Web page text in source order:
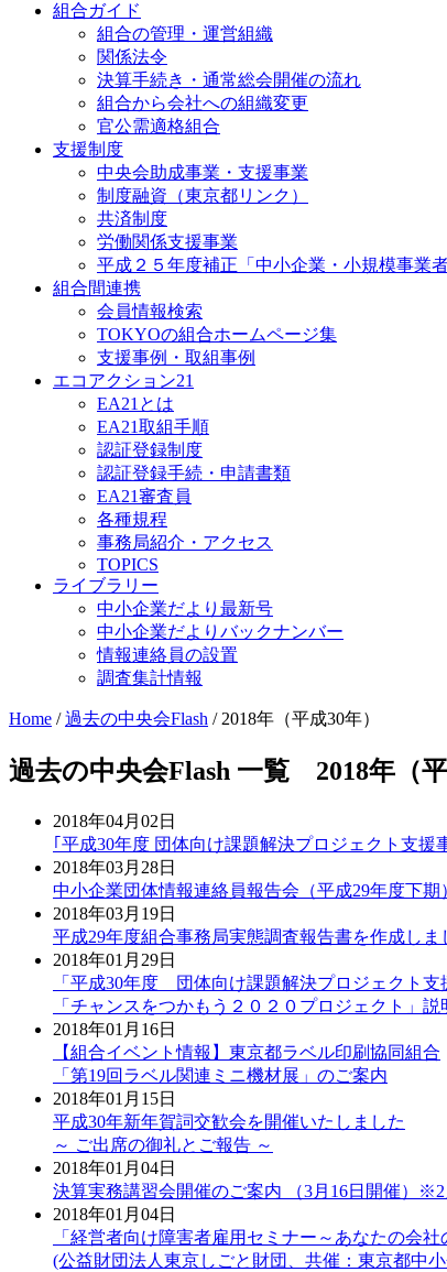
組合ガイド
組合の管理・運営組織
関係法令
決算手続き・通常総会開催の流れ
組合から会社への組織変更
官公需適格組合
支援制度
中央会助成事業・支援事業
制度融資（東京都リンク）
共済制度
労働関係支援事業
平成２５年度補正「中小企業・小規模事業
組合間連携
会員情報検索
TOKYOの組合ホームページ集
支援事例・取組事例
エコアクション21
EA21とは
EA21取組手順
認証登録制度
認証登録手続・申請書類
EA21審査員
各種規程
事務局紹介・アクセス
TOPICS
ライブラリー
中小企業だより最新号
中小企業だよりバックナンバー
情報連絡員の設置
調査集計情報
Home /過去の中央会Flash / 2018年（平成30年）
過去の中央会Flash 一覧 2018年（平
2018年04月02日
｢平成30年度 団体向け課題解決プロジェクト支援
2018年03月28日
中小企業団体情報連絡員報告会（平成29年度下期
2018年03月19日
平成29年度組合事務局実態調査報告書を作成しま
2018年01月29日
「平成30年度 団体向け課題解決プロジェクト支
「チャンスをつかもう２０２０プロジェクト」説
2018年01月16日
【組合イベント情報】東京都ラベル印刷協同組合
「第19回ラベル関連ミニ機材展」のご案内
2018年01月15日
平成30年新年賀詞交歓会を開催いたしました
～ ご出席の御礼とご報告 ～
2018年01月04日
決算実務講習会開催のご案内 （3月16日開催）※2
2018年01月04日
「経営者向け障害者雇用セミナー～あなたの会
(公益財団法人東京しごと財団、共催：東京都中